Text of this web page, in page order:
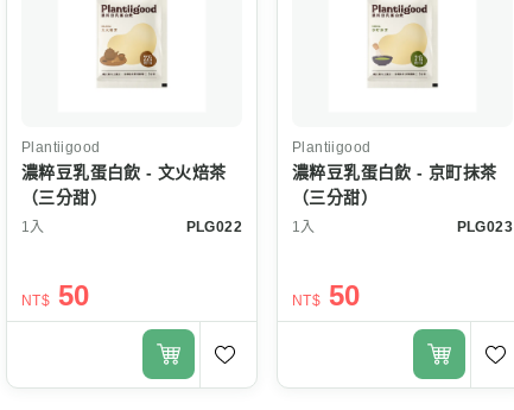
Plantiigood
濃粹豆乳蛋白飲 - 文火焙茶
（三分甜）
1入 PLG022
NT$ 50
Plantiigood
濃粹豆乳蛋白飲 - 京町抹茶
（三分甜）
1入 PLG023
NT$ 50